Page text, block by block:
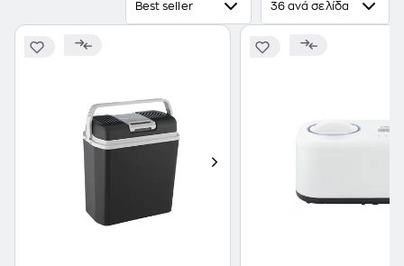
Best seller 36 ανά σελίδα